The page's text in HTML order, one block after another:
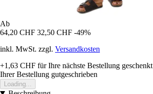
Ab
64,20 CHF 32,50 CHF -49%
inkl. MwSt. zzgl. Versandkosten
+1,63 CHF für Ihre nächste Bestellung geschenkt
Ihrer Bestellung gutgeschrieben
Loading...